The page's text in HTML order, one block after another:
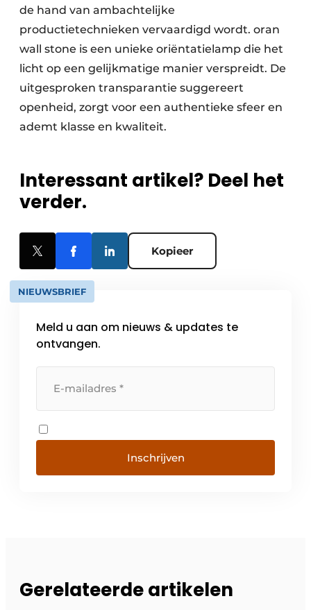
de hand van ambachtelijke
productietechnieken vervaardigd wordt. oran
wall stone is een unieke oriëntatielamp die het
licht op een gelijkmatige manier verspreidt. De
uitgesproken transparantie suggereert
openheid, zorgt voor een authentieke sfeer en
ademt klasse en kwaliteit.
Interessant artikel? Deel het
verder.
Kopieer
NIEUWSBRIEF
Meld u aan om nieuws & updates te
ontvangen.
Inschrijven
Gerelateerde artikelen